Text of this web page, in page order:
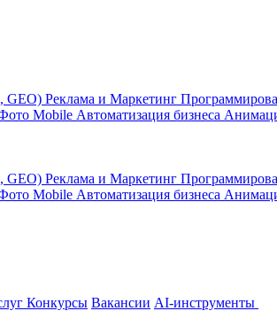
GEO) Реклама и Маркетинг
Mobile Автоматизация бизнеса
GEO) Реклама и Маркетинг
Mobile Автоматизация бизнеса
Конкурсы Вакансии AI-инструменты